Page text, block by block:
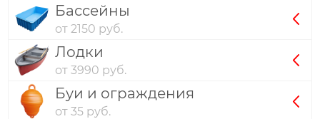
Бассейны
от 2150 руб.
Лодки
от 3990 руб.
Буи и ограждения
от 35 руб.